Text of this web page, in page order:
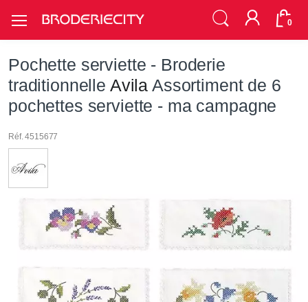
0
Pochette serviette - Broderie
traditionnelle Avila Assortiment de 6
pochettes serviette - ma campagne
Réf. 4515677